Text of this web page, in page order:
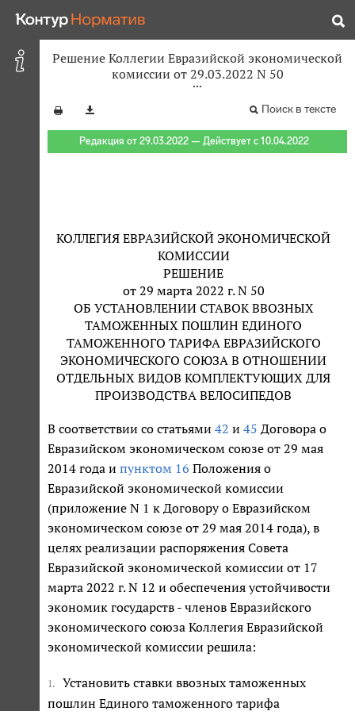
Решение Коллегии Евразийской экономической
комиссии от 29.03.2022 N 50
Поиск в тексте
Редакция от 29.03.2022 — Действует с 10.04.2022
КОЛЛЕГИЯ ЕВРАЗИЙСКОЙ ЭКОНОМИЧЕСКОЙ
КОМИССИИ
РЕШЕНИЕ
от 29 марта 2022 г. N 50
ОБ УСТАНОВЛЕНИИ СТАВОК ВВОЗНЫХ
ТАМОЖЕННЫХ ПОШЛИН ЕДИНОГО
ТАМОЖЕННОГО ТАРИФА ЕВРАЗИЙСКОГО
ЭКОНОМИЧЕСКОГО СОЮЗА В ОТНОШЕНИИ
ОТДЕЛЬНЫХ ВИДОВ КОМПЛЕКТУЮЩИХ ДЛЯ
ПРОИЗВОДСТВА ВЕЛОСИПЕДОВ
В соответствии со статьями 42 и 45 Договора о
Евразийском экономическом союзе от 29 мая
2014 года и пунктом 16 Положения о
Евразийской экономической комиссии
(приложение N 1 к Договору о Евразийском
экономическом союзе от 29 мая 2014 года), в
целях реализации распоряжения Совета
Евразийской экономической комиссии от 17
марта 2022 г. N 12 и обеспечения устойчивости
экономик государств - членов Евразийского
экономического союза Коллегия Евразийской
экономической комиссии решила:
1.
Установить ставки ввозных таможенных
пошлин Единого таможенного тарифа